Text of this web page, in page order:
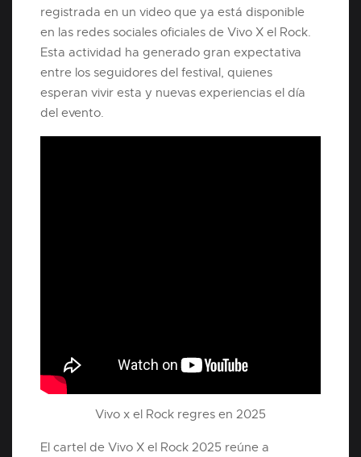
registrada en un video que ya está disponible
en las redes sociales oficiales de Vivo X el Rock.
Esta actividad ha generado gran expectativa
entre los seguidores del festival, quienes
esperan vivir esta y nuevas experiencias el día
del evento.
Vivo x el Rock regres en 2025
El cartel de Vivo X el Rock 2025 reúne a